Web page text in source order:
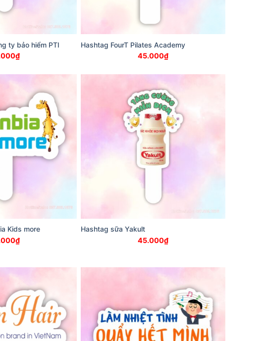
ty bảo hiểm PTI
₫
Hashtag FourT Pilates Academy
45.000₫
Kids more
₫
Hashtag sữa Yakult
45.000₫